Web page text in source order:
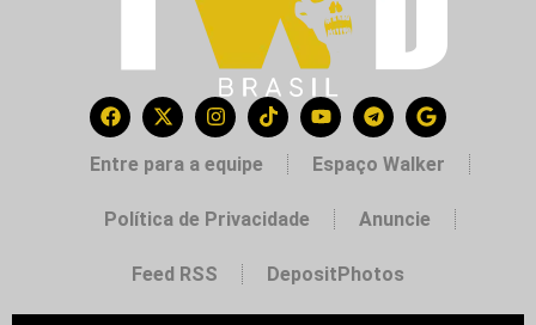
Entre para a equipe Espaço Walker
Política de Privacidade Anuncie
Feed RSS DepositPhotos